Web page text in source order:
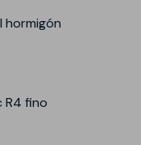
hormigón
R4 fino